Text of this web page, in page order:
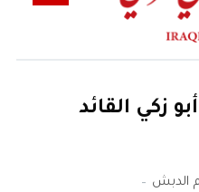
زكي القائد
الدبش